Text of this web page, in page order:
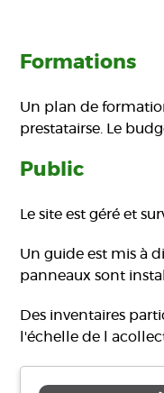
Formations
Un plan de
prestatairse. Le
Public
Le site est géré et
Un guide est mis à
panneaux sont
Des inventaires
l'échelle de l